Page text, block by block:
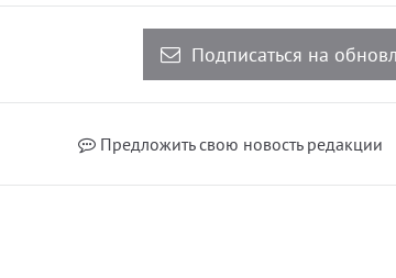
Подписаться на
Предложить свою новость редакции